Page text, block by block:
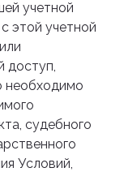
учетной
этой учетной
доступ,
необходимо
судебного
Условий,